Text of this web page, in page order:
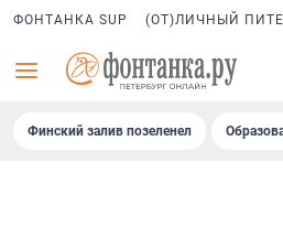
ФОНТАНКА SUP (ОТ)ЛИЧНЫЙ
Финский залив позеленел